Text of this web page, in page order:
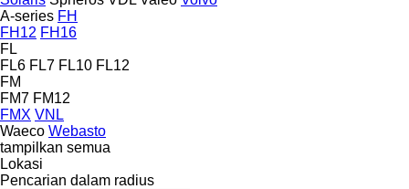
A-series FH
FH12 FH16
FL
FL6 FL7 FL10 FL12
FM
FM7 FM12
FMX VNL
Waeco Webasto
tampilkan semua
Lokasi
Pencarian dalam radius